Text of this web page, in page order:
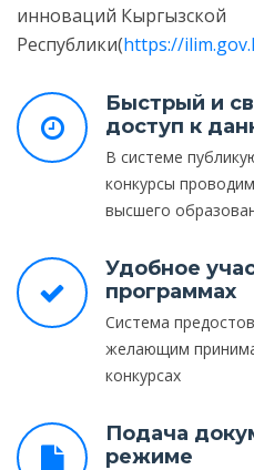
инноваций Кыргызской
Республики(https://
Быстрый и
доступ к
В системе
конкурсы
высшего
Удобное
программах
Система
желающим
конкурсах
Подача
режиме